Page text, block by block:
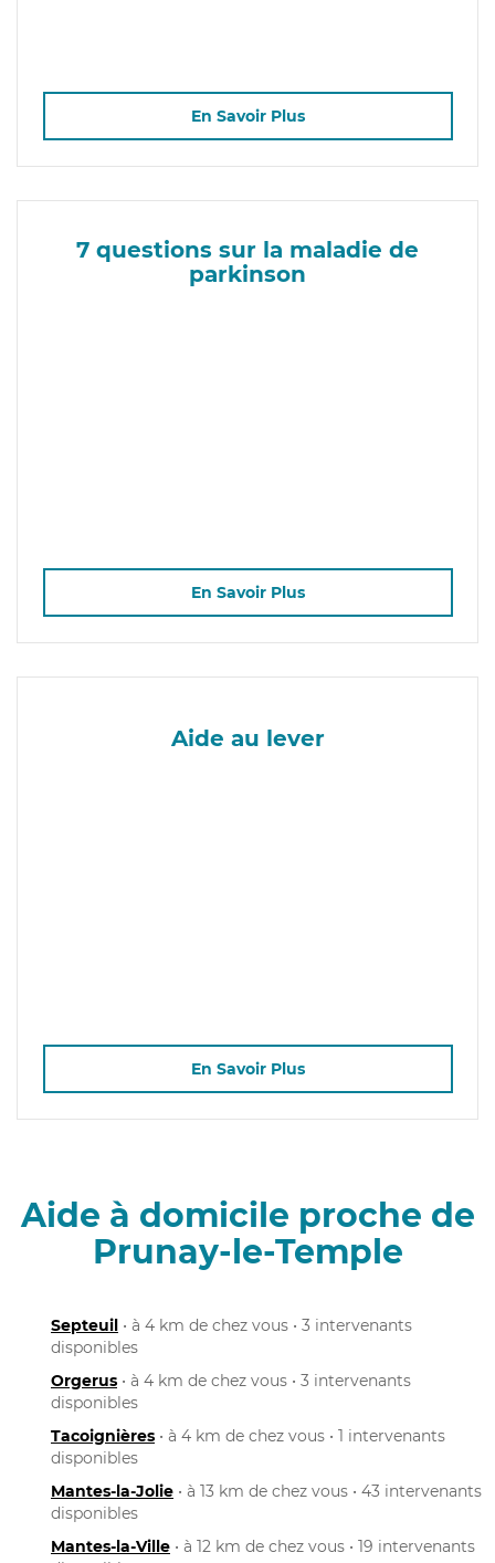
En Savoir Plus
7 questions sur la maladie de
parkinson
En Savoir Plus
Aide au lever
En Savoir Plus
Aide à domicile proche de
Prunay-le-Temple
Septeuil • à 4 km de chez vous • 3 intervenants
disponibles
Orgerus • à 4 km de chez vous • 3 intervenants
disponibles
Tacoignières • à 4 km de chez vous • 1 intervenants
disponibles
Mantes-la-Jolie • à 13 km de chez vous • 43 intervenants
disponibles
Mantes-la-Ville • à 12 km de chez vous • 19 intervenants